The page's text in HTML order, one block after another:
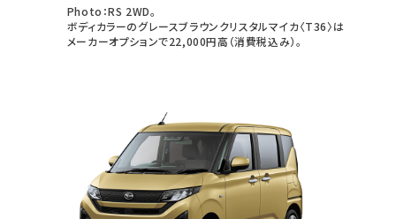
Photo：RS 2WD。
ボディカラーのグレースブラウンクリスタルマイカ〈T36〉は
メーカーオプションで22,000円高（消費税込み）。